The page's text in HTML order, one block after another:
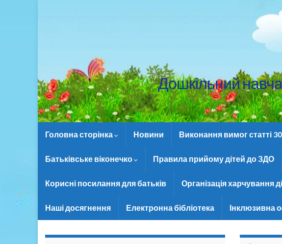
Дошкільний
Головна сторінка Новини Виконання вимог статті
Батьківське віконечко Правила прийому дітей до ЗДО
Корисні посилання для батьків Організація харчування
Наші досягнення Електронна бібліотека Інклюзивна